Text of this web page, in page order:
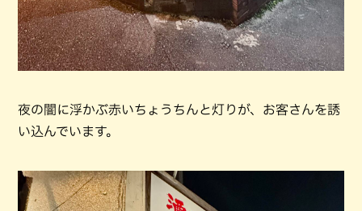
夜の闇に浮かぶ赤いちょうちんと灯りが、お客さんを誘
い込んでいます。